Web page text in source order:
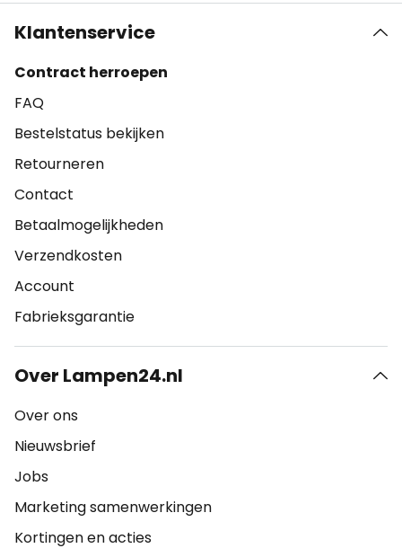
Klantenservice
Contract herroepen
FAQ
Bestelstatus bekijken
Retourneren
Contact
Betaalmogelijkheden
Verzendkosten
Account
Fabrieksgarantie
Over Lampen24.nl
Over ons
Nieuwsbrief
Jobs
Marketing samenwerkingen
Kortingen en acties